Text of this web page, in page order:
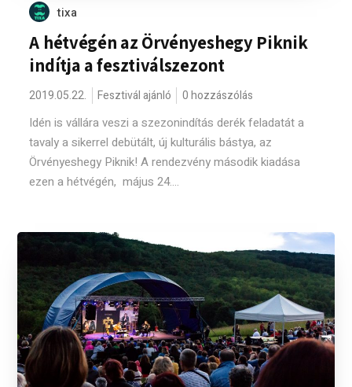
tixa
A hétvégén az Örvényeshegy Piknik
indítja a fesztiválszezont
2019.05.22. Fesztivál ajánló 0 hozzászólás
Idén is vállára veszi a szezonindítás derék feladatát a
tavaly a sikerrel debütált, új kulturális bástya, az
Örvényeshegy Piknik! A rendezvény második kiadása
ezen a hétvégén, május 24....